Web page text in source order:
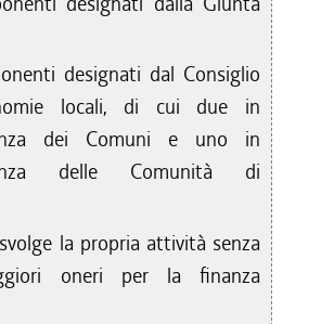
designati dal Consiglio
locali, di cui due in
dei Comuni e uno in
delle Comunità di
la propria attività senza
oneri per la finanza